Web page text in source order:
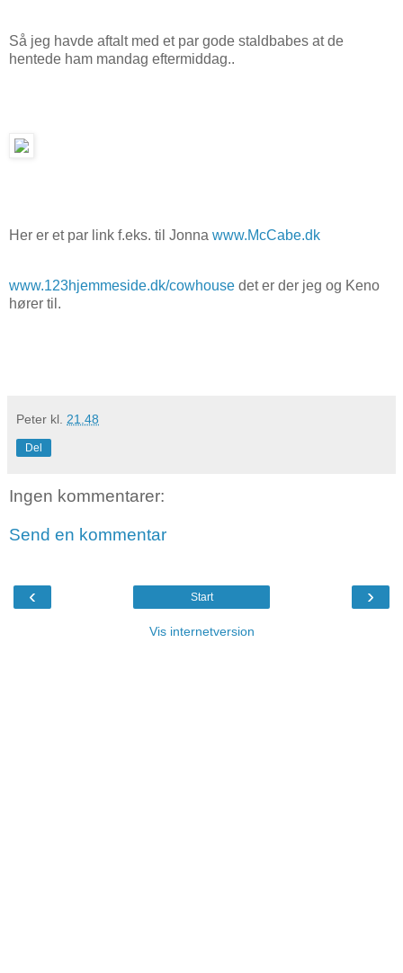
Så jeg havde aftalt med et par gode staldbabes at de
hentede ham mandag eftermiddag..
Her er et par link f.eks. til Jonna www.McCabe.dk
www.123hjemmeside.dk/cowhouse det er der jeg og Keno
hører til.
Peter kl. 21.48
Del
Ingen kommentarer:
Send en kommentar
‹ ›
Start
Vis internetversion